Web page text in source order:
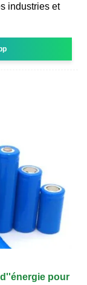
industries et
pour